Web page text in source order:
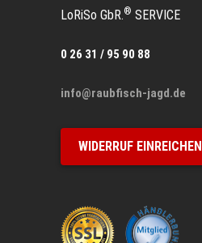
LoRiSo GbR.® SERVICE
0 26 31 / 95 90 88
info@raubfisch-jagd.de
WIDERRUF EINREICHEN